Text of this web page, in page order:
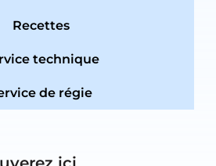
Recettes
technique
de régie